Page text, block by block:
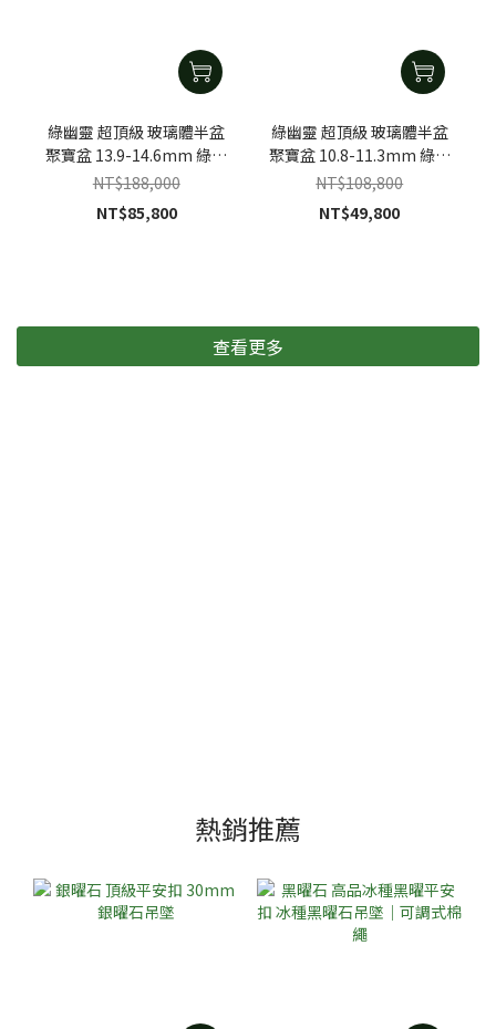
綠幽靈 超頂級 玻璃體半盆
聚寶盆 13.9-14.6mm 綠幽
靈手珠
NT$188,000
NT$85,800
綠幽靈 超頂級 玻璃體半盆
聚寶盆 10.8-11.3mm 綠幽
靈手珠
NT$108,800
NT$49,800
查看更多
熱銷推薦